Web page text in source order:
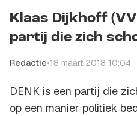
Klaas Dijkhoff
partij die zich
Redactie•18 maart 2018 10:04
DENK is een partij die
op een manier politiek